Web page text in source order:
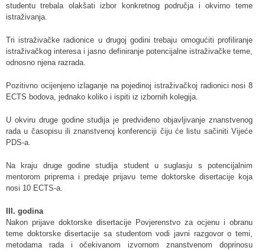
studentu trebala olakšati izbor konkretnog područja i okvirno teme
istraživanja.
Tri istraživačke radionice u drugoj godini trebaju omogućiti profiliranje
istraživačkog interesa i jasno definiranje potencijalne istraživačke teme,
odnosno njena razrada.
Pozitivno ocijenjeno izlaganje na pojedinoj istraživačkoj radionici nosi 8
ECTS bodova, jednako koliko i ispiti iz izbornih kolegija.
U okviru druge godine studija je predviđeno objavljivanje znanstvenog
rada u časopisu ili znanstvenoj konferenciji čiju će listu sačiniti Vijeće
PDS-a.
Na kraju druge godine studija student u suglasju s potencijalnim
mentorom priprema i predaje prijavu teme doktorske disertacije koja
nosi 10 ECTS-a.
III. godina
Nakon prijave doktorske disertacije Povjerenstvo za ocjenu i obranu
teme doktorske disertacije sa studentom vodi javni razgovor o temi,
metodama rada i očekivanom izvornom znanstvenom doprinosu